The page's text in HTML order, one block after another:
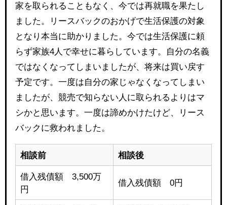
家を取られることもなく、今では再就職を果たし
ました。リースバックのおかげで生活保護の対象
となり本当に助かりました。今では生活保護に頼
らず家族4人で幸せに暮らしています。自分の名義
ではなくなってしまいましたが、将来は買い戻す
予定です。一度は自分の家じゃなくなってしまい
ましたが、競売で知らない人に取られるよりはマ
シかと思います。一度は諦めかけたけど、リース
バックに救われました。
相談前 相談後
借入残債額 3,500万
円
借入残債額 0円